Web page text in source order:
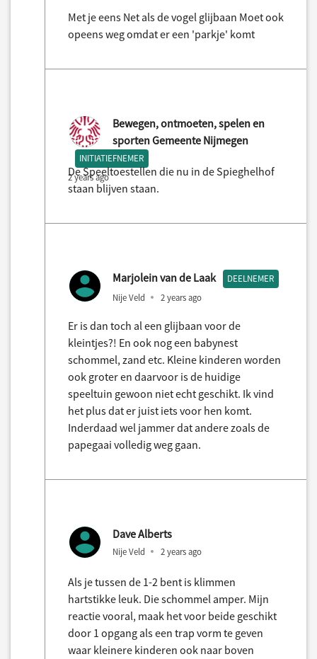
Met je eens Net als de vogel glijbaan Moet ook
opeens weg omdat er een 'parkje' komt
Bewegen, ontmoeten, spelen en
sporten Gemeente Nijmegen
INITIATIEFNEMER
2 years ago
De Speeltoestellen die nu in de Spieghelhof
staan blijven staan.
Marjolein van de Laak DEELNEMER
Nije Veld 2 years ago
Er is dan toch al een glijbaan voor de
kleintjes?! En ook nog een babynest
schommel, zand etc. Kleine kinderen worden
ook groter en daarvoor is de huidige
speeltuin gewoon niet echt geschikt. Ik vind
het plus dat er juist iets voor hen komt.
Inderdaad wel jammer dat andere zoals de
papegaai volledig weg gaan.
Dave Alberts
Nije Veld 2 years ago
Als je tussen de 1-2 bent is klimmen
hartstikke leuk. Die schommel amper. Mijn
reactie vooral, maak het voor beide geschikt
door 1 opgang als een trap vorm te geven
waar kleinere kinderen ook naar boven